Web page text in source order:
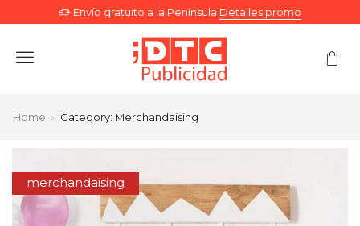
Envío gratuito a la Península Detalles promo
Menu
Home Category: Merchandaising
merchandaising